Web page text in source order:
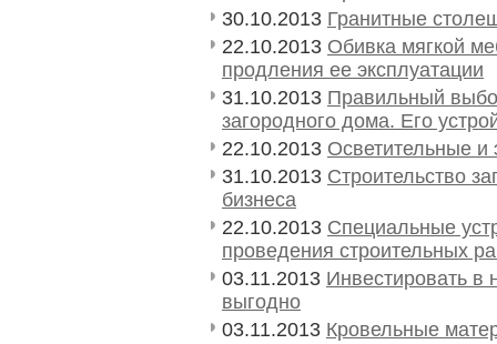
30.10.2013 Гранитные
22.10.2013 Обивка мягкой
продления ее эксплуатации
31.10.2013 Правильный
загородного дома. Его
22.10.2013 Осветительные и
31.10.2013 Строительство
бизнеса
22.10.2013 Специальные
проведения строительных
03.11.2013 Инвестировать в
выгодно
03.11.2013 Кровельные